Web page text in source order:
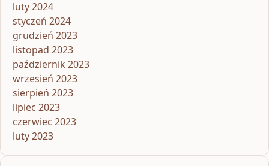
luty 2024
styczeń 2024
grudzień 2023
listopad 2023
październik 2023
wrzesień 2023
sierpień 2023
lipiec 2023
czerwiec 2023
luty 2023